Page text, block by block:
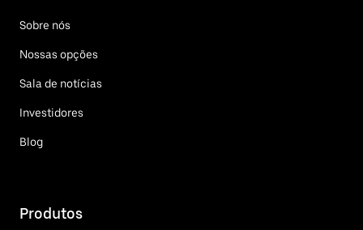
Sobre nós
Nossas opções
Sala de notícias
Investidores
Blog
Produtos